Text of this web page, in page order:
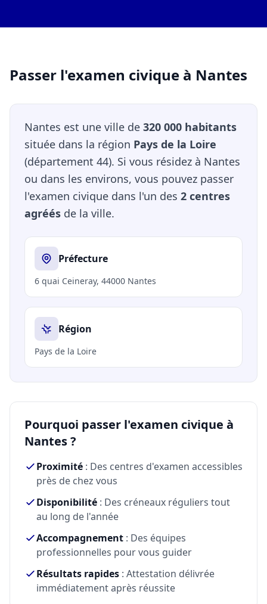
Passer l'examen civique à Nantes
Nantes est une ville de 320 000 habitants
située dans la région Pays de la Loire
(département 44). Si vous résidez à Nantes
ou dans les environs, vous pouvez passer
l'examen civique dans l'un des 2 centres
agréés de la ville.
Préfecture
6 quai Ceineray, 44000 Nantes
Région
Pays de la Loire
Pourquoi passer l'examen civique à
Nantes ?
Proximité : Des centres d'examen accessibles
près de chez vous
Disponibilité : Des créneaux réguliers tout
au long de l'année
Accompagnement : Des équipes
professionnelles pour vous guider
Résultats rapides : Attestation délivrée
immédiatement après réussite